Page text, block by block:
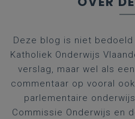
Deze blog is niet
Katholiek Onderwijs
verslag, maar wel als
commentaar op vooral
parlementaire
Commissie Onderwijs en